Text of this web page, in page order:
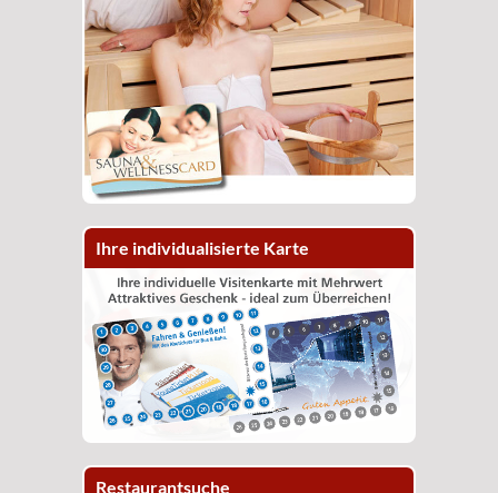
Ihre individualisierte Karte
Restaurantsuche